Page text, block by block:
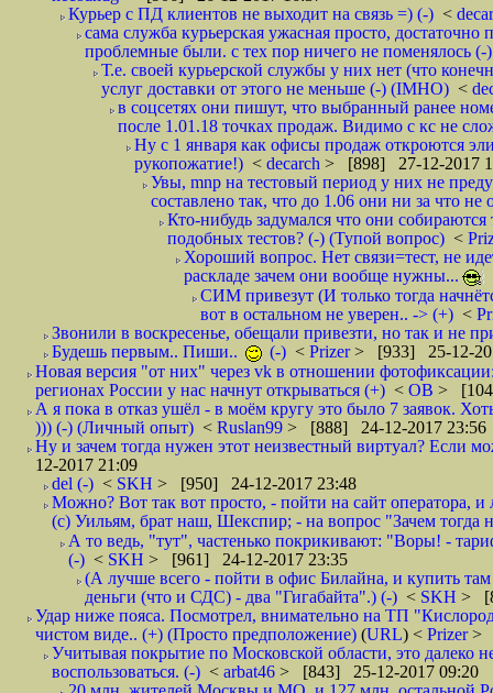
Курьер с ПД клиентов не выходит на связь =) (-) <
сама служба курьерская ужасная просто,
проблемные были. с тех пор ничего не поменялось (-)
Т.е. своей курьерской службы у них нет (что
услуг доставки от этого не меньше (-) (IMHO) <
в соцсетях они пишут, что выбранный ранее
после 1.01.18 точках продаж. Видимо с кс не
Ну с 1 января как офисы продаж откроются
рукопожатие!) < decarch > [898] 27-12-2017
Увы, mnp на тестовый период у них не
составлено так, что до 1.06 они ни за что не
Кто-нибудь задумался что они
подобных тестов? (-) (Тупой вопрос) <
Хороший вопрос. Нет связи=тест, не
раскладе зачем они вообще нужны...
СИМ привезут (И только тогда
вот в остальном не уверен.. -> (+) <
Звонили в воскресенье, обещали привезти, но так и не
Будешь первым.. Пиши..
(-) < Prizer> [933] 25-12-
Новая версия "от них" через vk в отношении
регионах России у нас начнут открываться (+) < ОВ >
А я пока в отказ ушёл - в моём кругу это было 7 заявок.
))) (-) (Личный опыт) < Ruslan99 > [888] 24-12-2017 23:56
Ну и зачем тогда нужен этот неизвестный виртуал? Если
12-2017 21:09
del (-) < SKH > [950] 24-12-2017 23:48
Можно? Вот так вот просто, - пойти на сайт оператора,
(с) Уильям, брат наш, Шекспир; - на вопрос "Зачем тогда
А то ведь, "тут", частенько покрикивают: "Воры! -
(-) < SKH > [961] 24-12-2017 23:35
(А лучше всего - пойти в офис Билайна, и купить
деньги (что и СДС) - два "Гигабайта".) (-) < SKH >
Удар ниже пояса. Посмотрел, внимательно на ТП
чистом виде.. (+) (Просто предположение) (URL) < Prizer>
Учитывая покрытие по Московской области, это далеко
воспользоваться. (-) < arbat46 > [843] 25-12-2017 09:20